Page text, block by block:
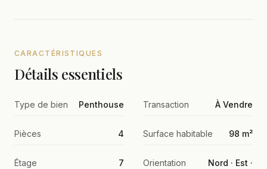
CARACTÉRISTIQUES
Détails essentiels
Type de bien Penthouse Transaction À Vendre
Pièces 4 Surface habitable 98 m²
Étage 7 Orientation
Nord · Est ·